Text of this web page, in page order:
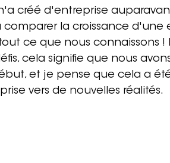
créé d'entreprise
la croissance d'une
ce que nous connaissons !
cela signifie que nous
et je pense que cela a
vers de nouvelles réalités.